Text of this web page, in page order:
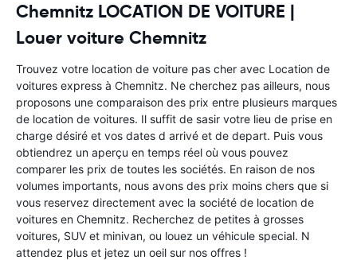
Chemnitz LOCATION DE VOITURE |
Louer voiture Chemnitz
Trouvez votre location de voiture pas cher avec Location de
voitures express à Chemnitz. Ne cherchez pas ailleurs, nous
proposons une comparaison des prix entre plusieurs marques
de location de voitures. Il suffit de sasir votre lieu de prise en
charge désiré et vos dates d arrivé et de depart. Puis vous
obtiendrez un aperçu en temps réel où vous pouvez
comparer les prix de toutes les sociétés. En raison de nos
volumes importants, nous avons des prix moins chers que si
vous reservez directement avec la société de location de
voitures en Chemnitz. Recherchez de petites à grosses
voitures, SUV et minivan, ou louez un véhicule special. N
attendez plus et jetez un oeil sur nos offres !